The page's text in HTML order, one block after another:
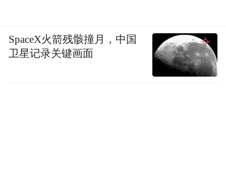
SpaceX火箭残骸撞月，中国
卫星记录关键画面